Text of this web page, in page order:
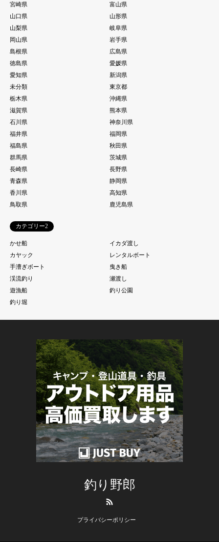
宮崎県
富山県
山口県
山形県
山梨県
岐阜県
岡山県
岩手県
島根県
広島県
徳島県
愛媛県
愛知県
新潟県
未分類
東京都
栃木県
沖縄県
滋賀県
熊本県
石川県
神奈川県
福井県
福岡県
福島県
秋田県
群馬県
茨城県
長崎県
長野県
青森県
静岡県
香川県
高知県
鳥取県
鹿児島県
カテゴリー2
かせ船
イカダ渡し
カヤック
レンタルボート
手漕ぎボート
曳き船
渓流釣り
瀬渡し
遊漁船
釣り公園
釣り堀
釣り野郎
プライバシーポリシー